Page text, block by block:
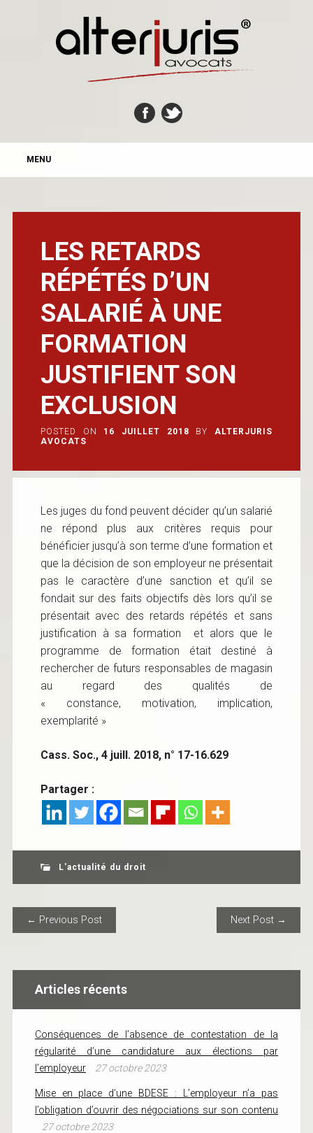
MAIN MENU
MENU
LES RETARDS
RÉPÉTÉS D’UN
SALARIÉ À UNE
FORMATION
JUSTIFIENT SON
EXCLUSION
POSTED ON 16 JUILLET 2018 BY
ALTERJURIS
AVOCATS
Les juges du fond peuvent décider qu’un salarié
ne répond plus aux critères requis pour
bénéficier jusqu’à son terme d’une formation et
que la décision de son employeur ne présentait
pas le caractère d’une sanction et qu’il se
fondait sur des faits objectifs dès lors qu’il se
présentait avec des retards répétés et sans
justification à sa formation et alors que le
programme de formation était destiné à
rechercher de futurs responsables de magasin
au regard des qualités de
« constance, motivation, implication,
exemplarité »
Cass. Soc., 4 juill. 2018, n° 17-16.629
Partager :
L'actualité du droit
POST NAVIGATION
← Previous Post Next Post →
Articles récents
Conséquences de l’absence de contestation de la
régularité d’une candidature aux élections par
l’employeur
27 octobre 2023
Mise en place d’une BDESE : L’employeur n’a pas
l’obligation d’ouvrir des négociations sur son contenu
27 octobre 2023